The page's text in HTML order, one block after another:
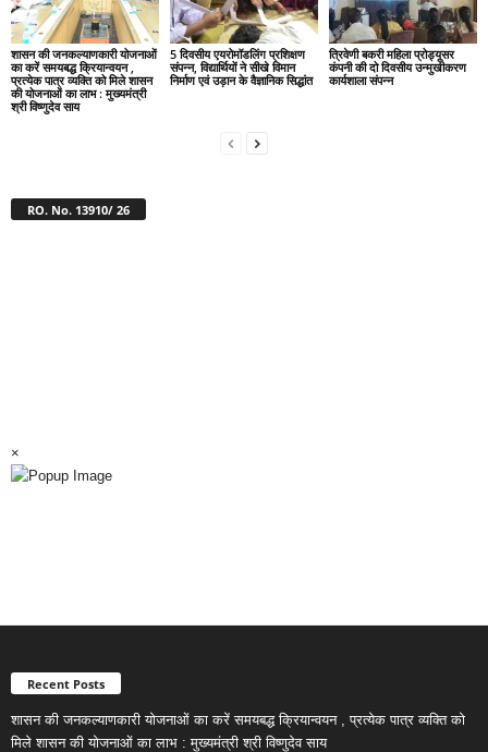
शासन की जनकल्याणकारी योजनाओं
का करें समयबद्ध क्रियान्वयन ,
प्रत्येक पात्र व्यक्ति को मिले शासन
की योजनाओं का लाभ : मुख्यमंत्री
श्री विष्णुदेव साय
5 दिवसीय एयरोमॉडलिंग प्रशिक्षण
संपन्न, विद्यार्थियों ने सीखे विमान
निर्माण एवं उड़ान के वैज्ञानिक सिद्धांत
त्रिवेणी बकरी महिला प्रोड्यूसर
कंपनी की दो दिवसीय उन्मुखीकरण
कार्यशाला संपन्न
RO. No. 13910/ 26
×
Recent Posts
शासन की जनकल्याणकारी योजनाओं का करें समयबद्ध क्रियान्वयन , प्रत्येक पात्र व्यक्ति को
मिले शासन की योजनाओं का लाभ : मुख्यमंत्री श्री विष्णुदेव साय